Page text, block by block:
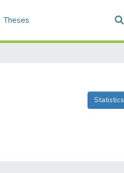
Theses
Statistics